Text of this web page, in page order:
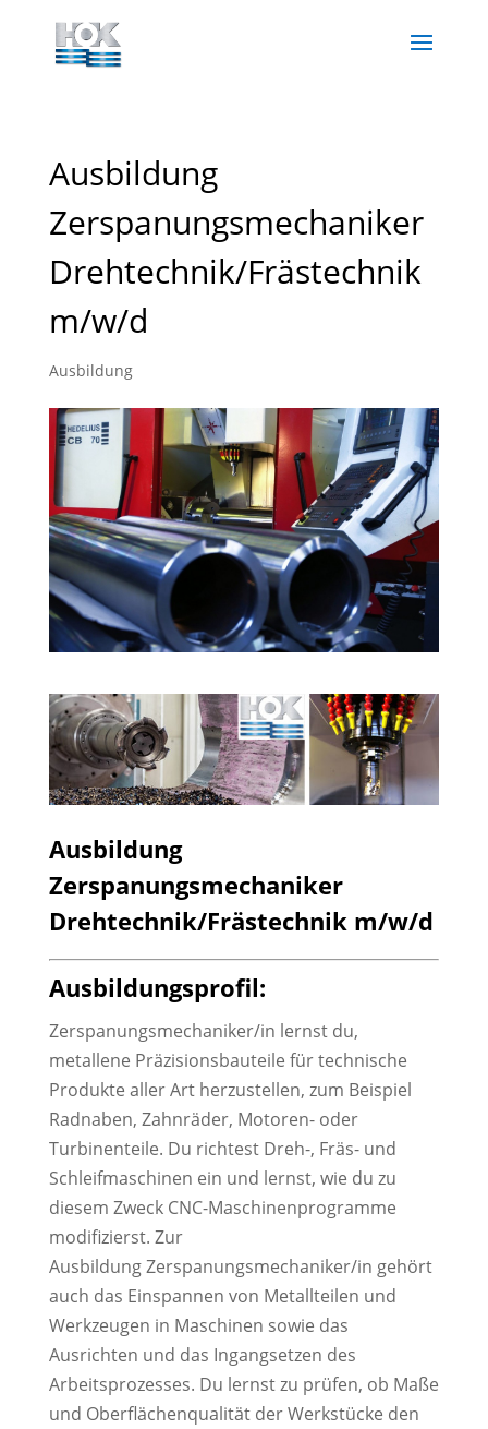
Ausbildung
Zerspanungsmechaniker
Drehtechnik/Frästechnik
m/w/d
Ausbildung
Ausbildung
Zerspanungsmechaniker
Drehtechnik/Frästechnik m/w/d
Ausbildungsprofil:
Zerspanungsmechaniker/in lernst du,
metallene Präzisionsbauteile für technische
Produkte aller Art herzustellen, zum Beispiel
Radnaben, Zahnräder, Motoren- oder
Turbinenteile. Du richtest Dreh-, Fräs- und
Schleifmaschinen ein und lernst, wie du zu
diesem Zweck CNC-Maschinenprogramme
modifizierst. Zur
Ausbildung Zerspanungsmechaniker/in gehört
auch das Einspannen von Metallteilen und
Werkzeugen in Maschinen sowie das
Ausrichten und das Ingangsetzen des
Arbeitsprozesses. Du lernst zu prüfen, ob Maße
und Oberflächenqualität der Werkstücke den